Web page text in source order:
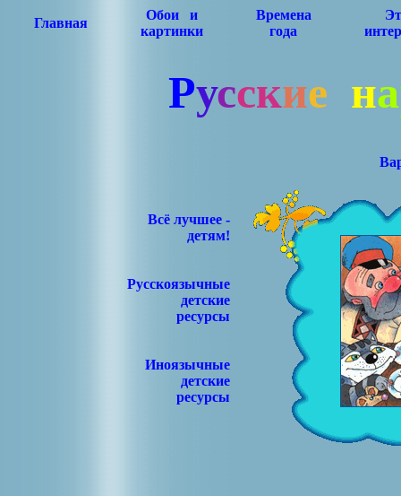
Главная
Обои и
картинки
Времена
года
Русские на
Всё лучшее -
детям!
Русскоязычные
детские
ресурсы
Иноязычные
детские
ресурсы